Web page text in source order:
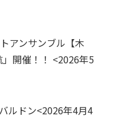
アンサンブル【木
開催！！ <2026年5
ルドン<2026年4月4